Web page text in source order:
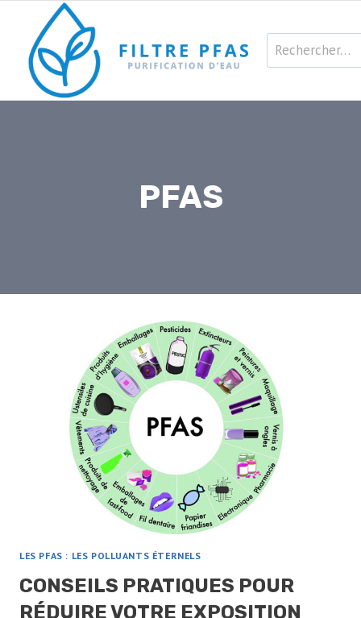
contenu
Rechercher :
PFAS
LES PFAS : LES POLLUANTS ÉTERNELS
CONSEILS PRATIQUES POUR
RÉDUIRE VOTRE EXPOSITION